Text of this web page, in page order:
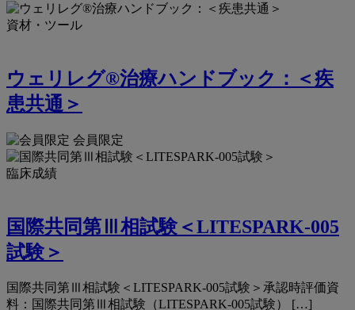
資材・ツール
ウェリレグ®治療ハンドブック：＜疾
患共通＞
会員限定
臨床成績
国際共同第Ⅲ相試験＜LITESPARK-005
試験＞
国際共同第Ⅲ相試験＜LITESPARK-005試験＞承認時評価資
料：国際共同第Ⅲ相試験（LITESPARK-005試験） […]